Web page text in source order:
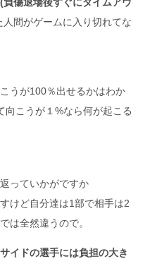
人間がゲームに入り切れてな
うが100％出せるかはわか
向こうが１%なら何が起こる
っていかがですか
けど自分達は1部で相手は2
は全然違うので。
イドの選手には負担の大き